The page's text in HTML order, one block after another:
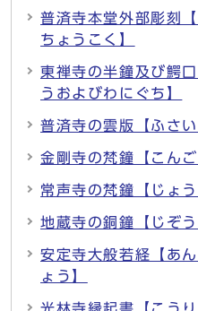
普済寺本堂外部彫刻
ちょうこく】
東禅寺の半鐘及び鰐
うおよびわにぐち】
普済寺の雲版【ふさ
金剛寺の梵鐘【こん
常声寺の梵鐘【じょ
地蔵寺の銅鐘【じぞ
安定寺大般若経【あ
ょう】